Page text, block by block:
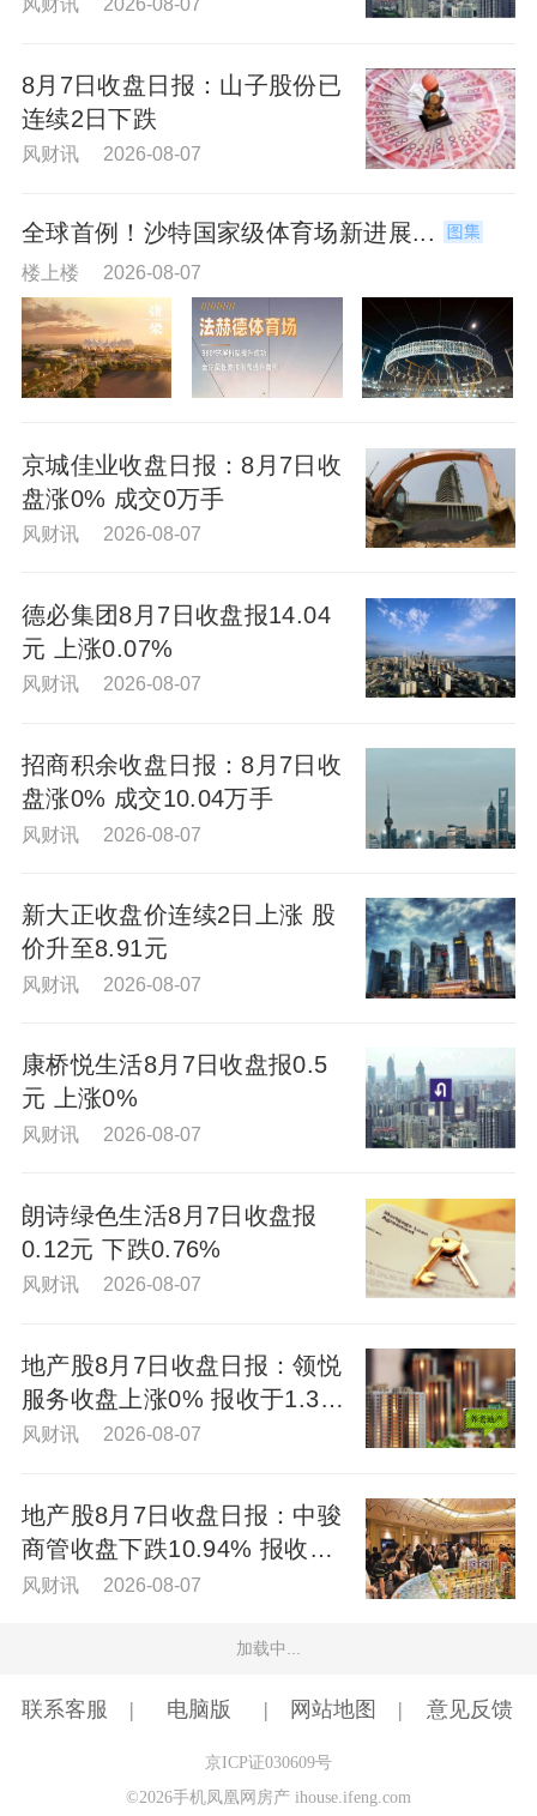
风财讯 2026-08-07
8月7日收盘日报：山子股份已
连续2日下跌
风财讯 2026-08-07
全球首例！沙特国家级体育场新进展...
楼上楼 2026-08-07
京城佳业收盘日报：8月7日收
盘涨0% 成交0万手
风财讯 2026-08-07
德必集团8月7日收盘报14.04
元 上涨0.07%
风财讯 2026-08-07
招商积余收盘日报：8月7日收
盘涨0% 成交10.04万手
风财讯 2026-08-07
新大正收盘价连续2日上涨 股
价升至8.91元
风财讯 2026-08-07
康桥悦生活8月7日收盘报0.5
元 上涨0%
风财讯 2026-08-07
朗诗绿色生活8月7日收盘报
0.12元 下跌0.76%
风财讯 2026-08-07
地产股8月7日收盘日报：领悦
服务收盘上涨0% 报收于1.39
元/股
风财讯 2026-08-07
地产股8月7日收盘日报：中骏
商管收盘下跌10.94% 报收于
0.2元/股
风财讯 2026-08-07
加载中...
联系客服 电脑版 网站地图 意见反馈
京ICP证030609号
©2026手机凤凰网房产 ihouse.ifeng.com